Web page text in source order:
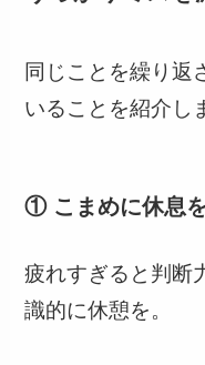
同じことを繰り返
いることを紹介し
① こまめに休息
疲れすぎると判断
識的に休憩を。